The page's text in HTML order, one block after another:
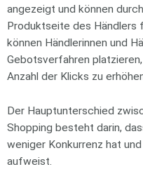
angezeigt und können
Produktseite des Händlers
können Händlerinnen und
Gebotsverfahren
Anzahl der Klicks zu
Der Hauptunterschied
Shopping besteht darin,
weniger Konkurrenz hat
aufweist.